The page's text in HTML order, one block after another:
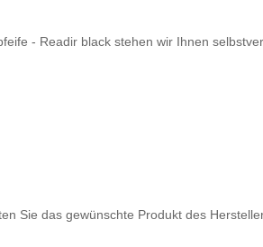
- Readir black stehen wir Ihnen
Sie das gewünschte Produkt des